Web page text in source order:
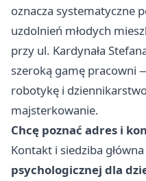
oznacza systematyczne
uzdolnień młodych
przy ul. Kardynała
szeroką gamę pracowni
robotykę i
majsterkowanie.
Chcę poznać adres i
Kontakt i siedziba główna
psychologicznej dla